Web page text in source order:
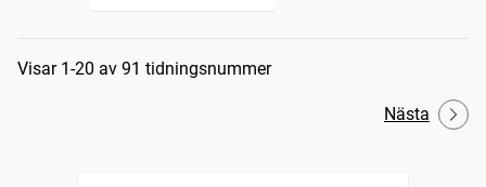
Sökresultat
Visar 1-20 av 91 tidningsnummer
Nästa